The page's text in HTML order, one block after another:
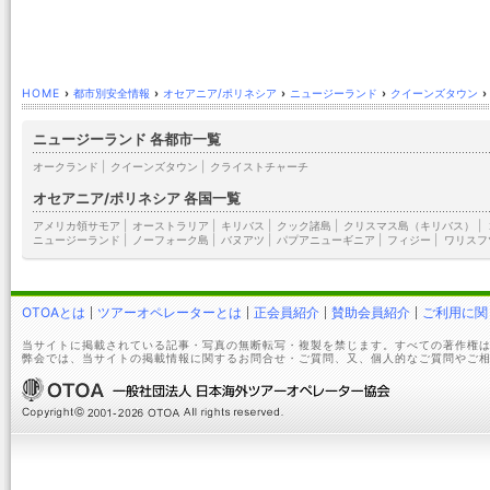
HOME › 都市別安全情報 › オセアニア/ポリネシア › ニュージーランド › クイーンズタウン ›
ニュージーランド 各都市一覧
オークランド クイーンズタウン クライストチャーチ
オセアニア/ポリネシア 各国一覧
アメリカ領サモア オーストラリア キリバス クック諸島 クリスマス島（キリバス）
ニュージーランド
ノーフォーク島 バヌアツ パプアニューギニア フィジー ワリス
OTOAとは ツアーオペレーターとは 正会員紹介 賛助会員紹介 ご利用に
当サイトに掲載されている記事・写真の無断転写・複製を禁じます。すべての著作権
弊会では、当サイトの掲載情報に関するお問合せ・ご質問、又、個人的なご質問やご